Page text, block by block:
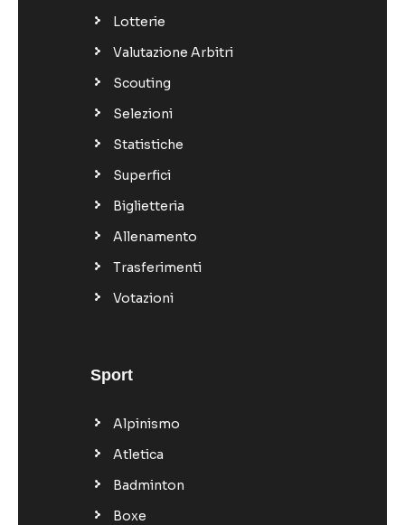
Lotterie
Valutazione Arbitri
Scouting
Selezioni
Statistiche
Superfici
Biglietteria
Allenamento
Trasferimenti
Votazioni
Sport
Alpinismo
Atletica
Badminton
Boxe